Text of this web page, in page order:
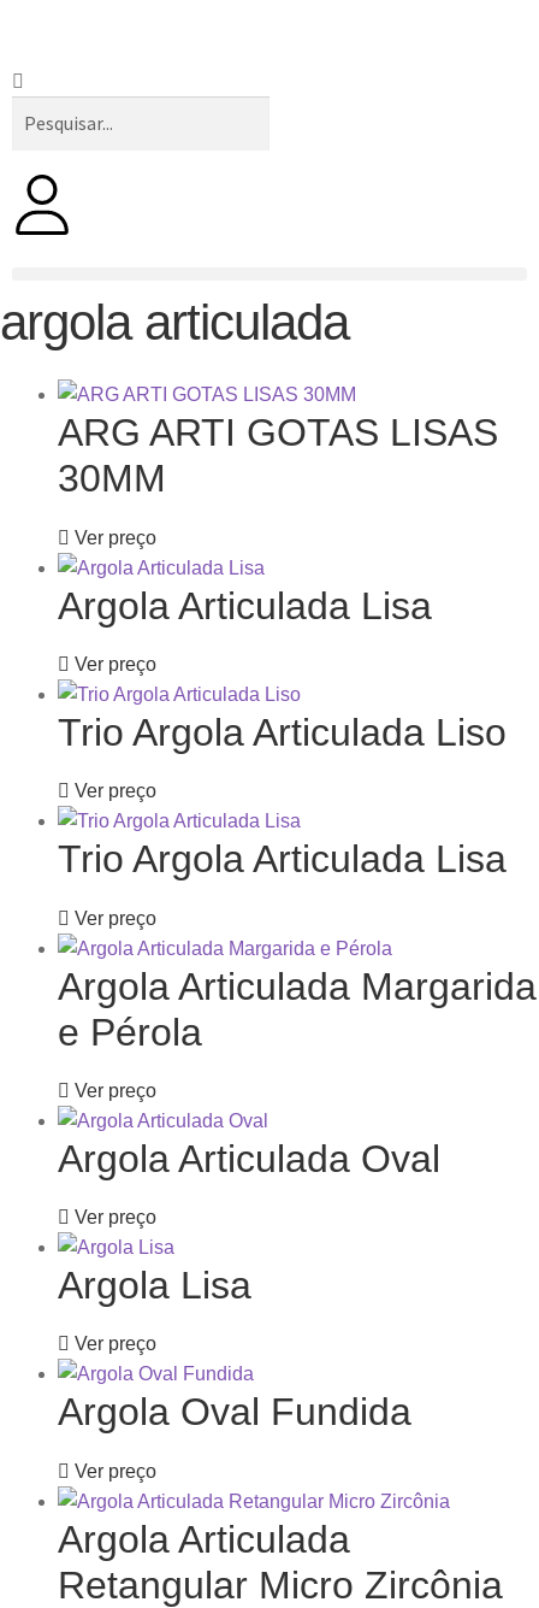
argola articulada
ARG ARTI GOTAS LISAS
30MM
Ver preço
Argola Articulada Lisa
Ver preço
Trio Argola Articulada Liso
Ver preço
Trio Argola Articulada Lisa
Ver preço
Argola Articulada Margarida
e Pérola
Ver preço
Argola Articulada Oval
Ver preço
Argola Lisa
Ver preço
Argola Oval Fundida
Ver preço
Argola Articulada
Retangular Micro Zircônia